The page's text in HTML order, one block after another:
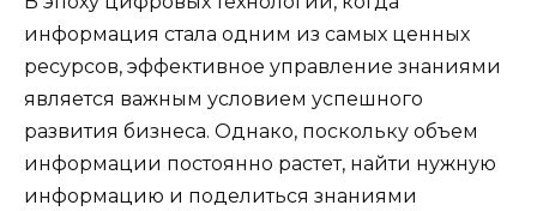
информация стала одним из самых ценных
ресурсов, эффективное управление знаниями
является важным условием успешного
развития бизнеса. Однако, поскольку объем
информации постоянно растет, найти нужную
информацию и поделиться знаниями